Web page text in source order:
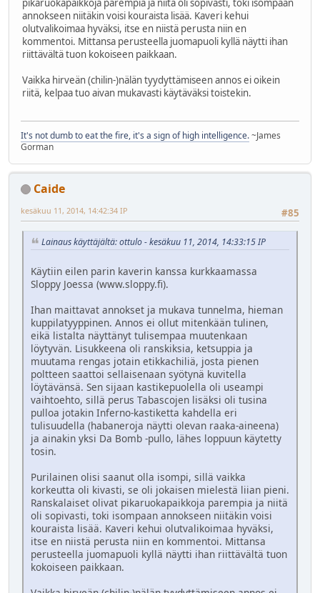
pikaruokapaikkoja parempia ja niitä oli sopivasti, toki isompaan
annokseen niitäkin voisi kouraista lisää. Kaveri kehui
olutvalikoimaa hyväksi, itse en niistä perusta niin en
kommentoi. Mittansa perusteella juomapuoli kyllä näytti ihan
riittävältä tuon kokoiseen paikkaan.
Vaikka hirveän (chilin-)nälän tyydyttämiseen annos ei oikein
riitä, kelpaa tuo aivan mukavasti käytäväksi toistekin.
It's not dumb to eat the fire, it's a sign of high intelligence.~James
Gorman
Caide
#85
kesäkuu 11, 2014, 14:42:34 IP
Lainaus käyttäjältä: ottulo - kesäkuu 11, 2014, 14:33:15 IP
Käytiin eilen parin kaverin kanssa kurkkaamassa
Sloppy Joessa (www.sloppy.fi).
Ihan maittavat annokset ja mukava tunnelma, hieman
kuppilatyyppinen. Annos ei ollut mitenkään tulinen,
eikä listalta näyttänyt tulisempaa muutenkaan
löytyvän. Lisukkeena oli ranskiksia, ketsuppia ja
muutama rengas jotain etikkachiliä, josta pienen
poltteen saattoi sellaisenaan syötynä kuvitella
löytävänsä. Sen sijaan kastikepuolella oli useampi
vaihtoehto, sillä perus Tabascojen lisäksi oli tusina
pulloa jotakin Inferno-kastiketta kahdella eri
tulisuudella (habaneroja näytti olevan raaka-aineena)
ja ainakin yksi Da Bomb -pullo, lähes loppuun käytetty
tosin.
Purilainen olisi saanut olla isompi, sillä vaikka
korkeutta oli kivasti, se oli jokaisen mielestä liian pieni.
Ranskalaiset olivat pikaruokapaikkoja parempia ja niitä
oli sopivasti, toki isompaan annokseen niitäkin voisi
kouraista lisää. Kaveri kehui olutvalikoimaa hyväksi,
itse en niistä perusta niin en kommentoi. Mittansa
perusteella juomapuoli kyllä näytti ihan riittävältä tuon
kokoiseen paikkaan.